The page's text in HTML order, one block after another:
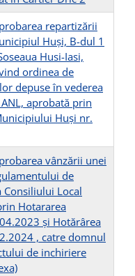
repartizării
Huși, B-dul 1
Husi-Iasi,
ordinea de
depuse în vederea
aprobată prin
Huşi nr.
vânzării unei
de
Local
Hotararea
și Hotărârea
, catre domnul
de inchiriere